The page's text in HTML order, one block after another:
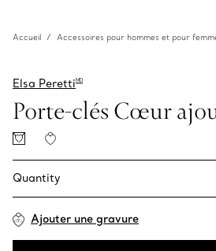
Accueil Accessoires pour hommes et pour
Elsa PerettiMD
Porte-clés Cœur
Quantity
Ajouter une gravure